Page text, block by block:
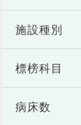
施設種別
標榜科目
病床数